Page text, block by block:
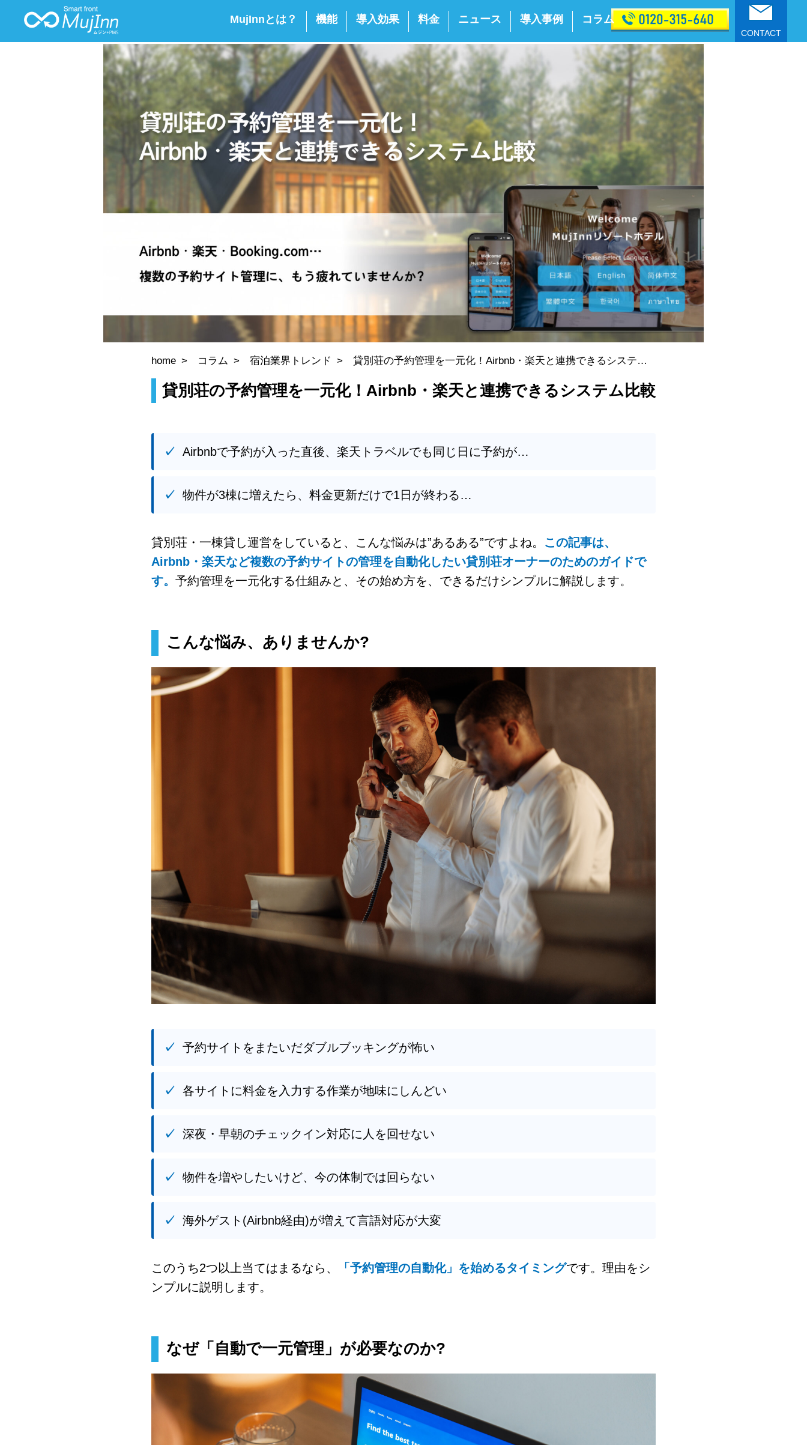
MujInnとは？ 機能 導入効果 料金 ニュース 導入事例 コラム
CONTACT
home コラム 宿泊業界トレンド
貸別荘の予約管理を一元化！Airbnb・楽天と連携できるシステム
貸別荘の予約管理を一元化！Airbnb・楽天と連携できるシステム比較
Airbnbで予約が入った直後、楽天トラベルでも同じ日に予約が…
物件が3棟に増えたら、料金更新だけで1日が終わる…
貸別荘・一棟貸し運営をしていると、こんな悩みは”あるある”ですよね。 この記事は、
Airbnb・楽天など複数の予約サイトの管理を自動化したい貸別荘オーナーのためのガイドで
す。 予約管理を一元化する仕組みと、その始め方を、できるだけシンプルに解説します。
こんな悩み、ありませんか?
予約サイトをまたいだダブルブッキングが怖い
各サイトに料金を入力する作業が地味にしんどい
深夜・早朝のチェックイン対応に人を回せない
物件を増やしたいけど、今の体制では回らない
海外ゲスト(Airbnb経由)が増えて言語対応が大変
このうち2つ以上当てはまるなら、 「予約管理の自動化」を始めるタイミングです。理由をシ
ンプルに説明します。
なぜ「自動で一元管理」が必要なのか?